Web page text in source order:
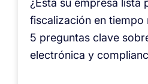
¿Está su empresa lista
fiscalización en tiempo
5 preguntas clave
electrónica y